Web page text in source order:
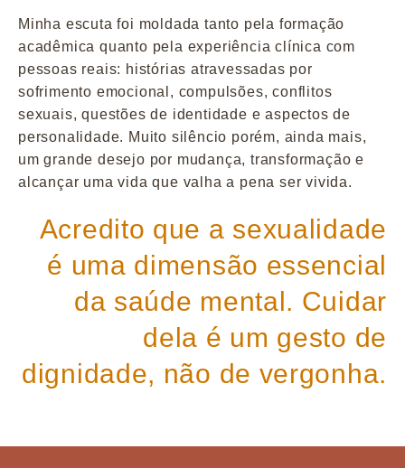
Minha escuta foi moldada tanto pela formação
acadêmica quanto pela experiência clínica com
pessoas reais: histórias atravessadas por
sofrimento emocional, compulsões, conflitos
sexuais, questões de identidade e aspectos de
personalidade. Muito silêncio porém, ainda mais,
um grande desejo por mudança, transformação e
alcançar uma vida que valha a pena ser vivida.
Acredito que a sexualidade
é uma dimensão essencial
da saúde mental. Cuidar
dela é um gesto de
dignidade, não de vergonha.